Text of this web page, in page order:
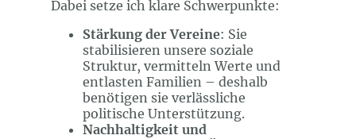
Dabei setze ich klare Schwerpunkte:
Stärkung der Vereine: Sie
stabilisieren unsere soziale
Struktur, vermitteln Werte und
entlasten Familien – deshalb
benötigen sie verlässliche
politische Unterstützung.
Nachhaltigkeit und